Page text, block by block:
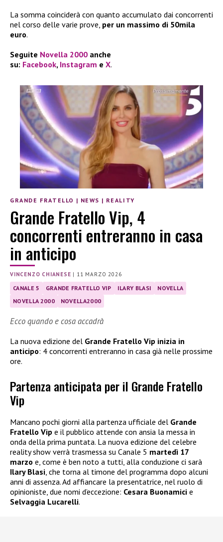
La somma coinciderà con quanto accumulato dai concorrenti
nel corso delle varie prove, per un massimo di 50mila
euro.
Seguite Novella 2000 anche
su: Facebook, Instagram e X.
GRANDE FRATELLO | NEWS | REALITY
Grande Fratello Vip, 4
concorrenti entreranno in casa
in anticipo
VINCENZO CHIANESE | 11 MARZO 2026
CANALE 5 GRANDE FRATELLO VIP ILARY BLASI
NOVELLA
NOVELLA 2000
NOVELLA2000
Ecco quando e cosa accadrà
La nuova edizione del Grande Fratello Vip inizia in
anticipo: 4 concorrenti entreranno in casa già nelle prossime
ore.
Partenza anticipata per il Grande Fratello
Vip
Mancano pochi giorni alla partenza ufficiale del Grande
Fratello Vip e il pubblico attende con ansia la messa in
onda della prima puntata. La nuova edizione del celebre
reality show verrà trasmessa su Canale 5 martedì 17
marzo e, come è ben noto a tutti, alla conduzione ci sarà
Ilary Blasi, che torna al timone del programma dopo alcuni
anni di assenza. Ad affiancare la presentatrice, nel ruolo di
opinioniste, due nomi d’eccezione: Cesara Buonamici e
Selvaggia Lucarelli.